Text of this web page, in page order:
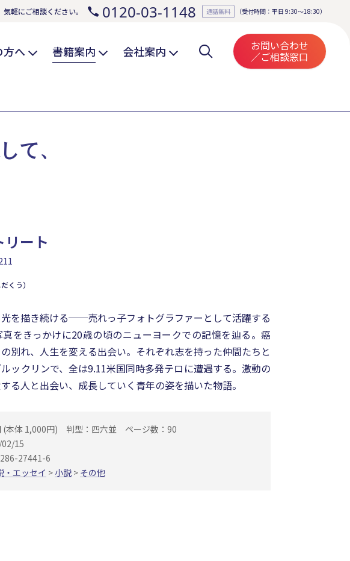
軽にご相談ください。 0120-03-1148 通話無料 （受付時間：平日 9:30～18:30）
方へ 書籍案内 会社案内 お問い合わせ
／ご相談窓口
リート
だくう）
て、
光を描き続ける──売れっ子フォトグラファーとして活躍する
をきっかけに20歳の頃のニューヨークでの記憶を辿る。癌
別れ、人生を変える出会い。それぞれ志を持った仲間たちと
ックリンで、全は9.11米国同時多発テロに遭遇する。激動の
る人と出会い、成長していく青年の姿を描いた物語。
(本体 1,000円) 判型：四六並
ページ数：90
15
27441-6
・エッセイ > 小説 > その他